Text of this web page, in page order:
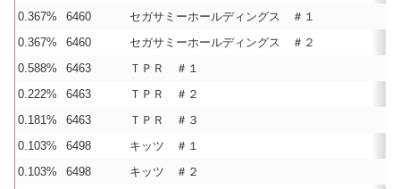
0.367%
6460
セガサミーホールディングス ＃１
0.367%
6460
セガサミーホールディングス ＃２
0.588%
6463
ＴＰＲ ＃１
0.222%
6463
ＴＰＲ ＃２
0.181%
6463
ＴＰＲ ＃３
0.103%
6498
キッツ ＃１
0.103%
6498
キッツ ＃２